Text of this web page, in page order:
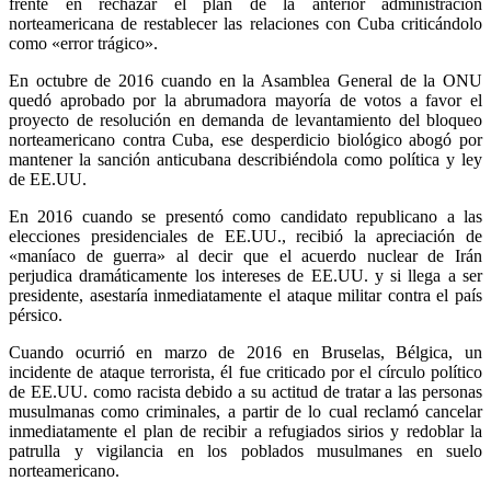
norteamericana de restablecer las relaciones con Cuba criticándolo
como «error trágico».
En octubre de 2016 cuando en la Asamblea General de la ONU
quedó aprobado por la abrumadora mayoría de votos a favor el
proyecto de resolución en demanda de levantamiento del bloqueo
norteamericano contra Cuba, ese desperdicio biológico abogó por
mantener la sanción anticubana describiéndola como política y ley
de EE.UU.
En 2016 cuando se presentó como candidato republicano a las
elecciones presidenciales de EE.UU., recibió la apreciación de
«maníaco de guerra» al decir que el acuerdo nuclear de Irán
perjudica dramáticamente los intereses de EE.UU. y si llega a ser
presidente, asestaría inmediatamente el ataque militar contra el país
pérsico.
Cuando ocurrió en marzo de 2016 en Bruselas, Bélgica, un
incidente de ataque terrorista, él fue criticado por el círculo político
de EE.UU. como racista debido a su actitud de tratar a las personas
musulmanas como criminales, a partir de lo cual reclamó cancelar
inmediatamente el plan de recibir a refugiados sirios y redoblar la
patrulla y vigilancia en los poblados musulmanes en suelo
norteamericano.